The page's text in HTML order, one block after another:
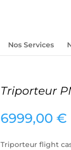
Nos Services
Triporteur
6999,00 €
Triporteur flight